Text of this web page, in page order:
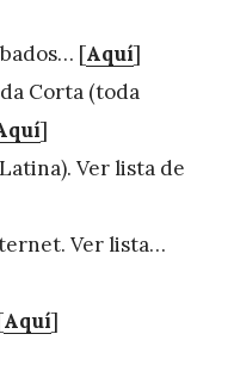
[Aquí]
Corta (toda
]
Ver lista de
Ver lista…
Aquí]